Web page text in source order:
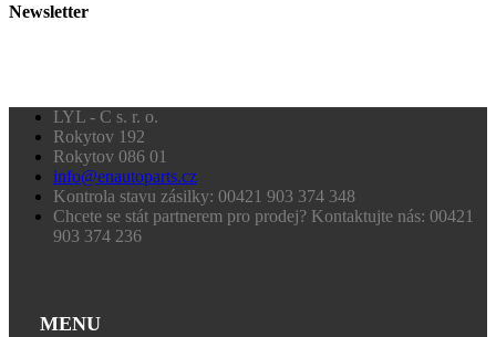
Newsletter
LYL - C s. r. o.
Rokytov 192
Rokytov 086 01
info@enautoparts.cz
Kontrola stavu zásilky: 00421 903 374 348
Chcete se stát partnerem pro prodej? Kontaktujte nás: 00421
903 374 236
MENU